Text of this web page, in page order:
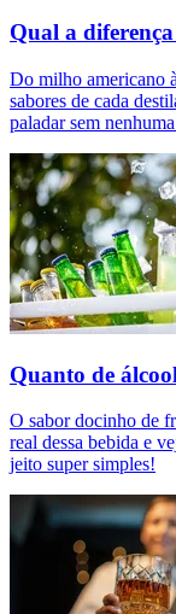
Qual a
Do milho americano
sabores de cada
paladar sem
Quanto de
O sabor docinho de
real dessa bebida e
jeito super simples!